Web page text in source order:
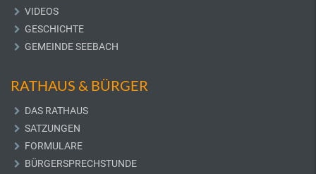
VIDEOS
GESCHICHTE
GEMEINDE SEEBACH
RATHAUS & BÜRGER
DAS RATHAUS
SATZUNGEN
FORMULARE
BÜRGERSPRECHSTUNDE